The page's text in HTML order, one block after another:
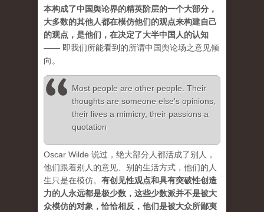
本构成了中国舆论界的精英阶层的一个大部分，
大多数的其他人都在模仿他们的观点来构建自己
的观点，是他们，在决定了大半中国人的认知
—— 即我们所能看到的所谓中国舆论场之意见倾
向。
Most people are other people. Their
thoughts are someone else's opinions,
their lives a mimicry, their passions a
quotation
Oscar Wilde 说过，绝大部分人都活成了别人，
他们跟着别人的意见、别的生活方式，他们的人
生只是在模仿。 有创见性观点和具有突破性创造
力的人永远都是极少数，这些少数派并不是被大
众模仿的对象，恰恰相反，他们是被大众所鄙夷